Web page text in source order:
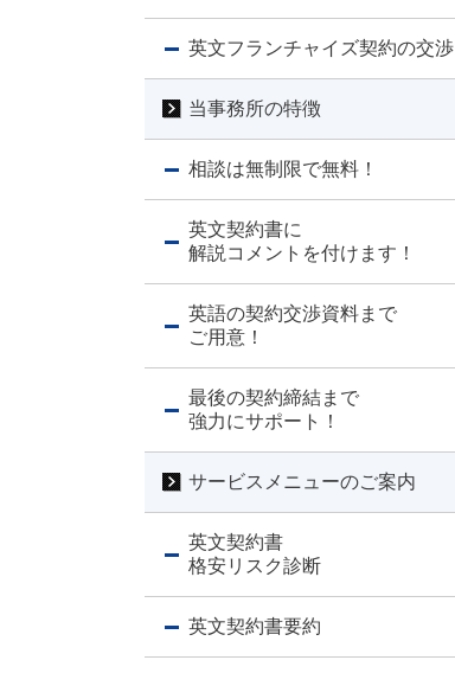
英文フランチャイズ契約の交渉
当事務所の特徴
相談は無制限で無料！
英文契約書に
解説コメントを付けます！
英語の契約交渉資料まで
ご用意！
最後の契約締結まで
強力にサポート！
サービスメニューのご案内
英文契約書
格安リスク診断
英文契約書要約